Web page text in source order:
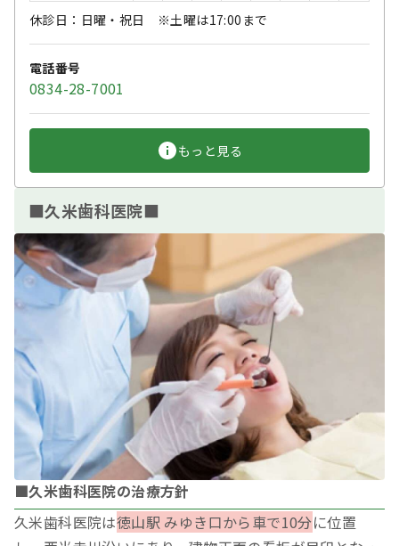
休診日：日曜・祝日 ※土曜は17:00まで
電話番号
0834-28-7001
もっと見る
■久米歯科医院■
■久米歯科医院の治療方針
久米歯科医院は徳山駅 みゆき口から車で10分に位置